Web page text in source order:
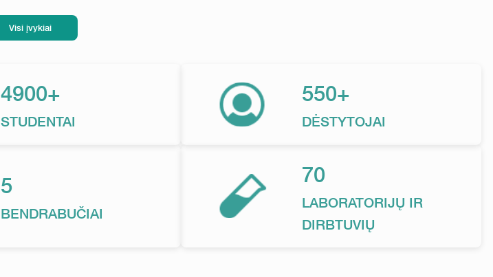
Visi įvykiai
4900+
STUDENTAI
550+
DĖSTYTOJAI
5
BENDRABUČIAI
70
LABORATORIJŲ IR
DIRBTUVIŲ